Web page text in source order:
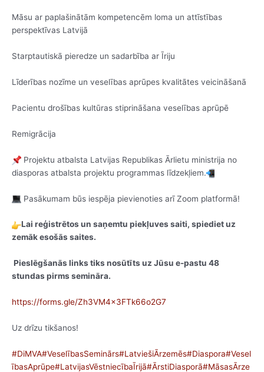
Māsu ar paplašinātām kompetencēm loma un attīstības
perspektīvas Latvijā
Starptautiskā pieredze un sadarbība ar Īriju
Līderības nozīme un veselības aprūpes kvalitātes veicināšanā
Pacientu drošības kultūras stiprināšana veselības aprūpē
Remigrācija
Projektu atbalsta Latvijas Republikas Ārlietu ministrija no
diasporas atbalsta projektu programmas līdzekļiem.
Pasākumam būs iespēja pievienoties arī Zoom platformā!
Lai reģistrētos un saņemtu piekļuves saiti, spiediet uz
zemāk esošās saites.
Pieslēgšanās links tiks nosūtīts uz Jūsu e-pastu 48
stundas pirms semināra.
https://forms.gle/Zh3VM4x3FTk66o2G7
Uz drīzu tikšanos!
#DiMVA#VeselībasSeminārs#LatviešiĀrzemēs#Diaspora#Vesel
ībasAprūpe#LatvijasVēstniecībaĪrijā#ĀrstiDiasporā#MāsasĀrze